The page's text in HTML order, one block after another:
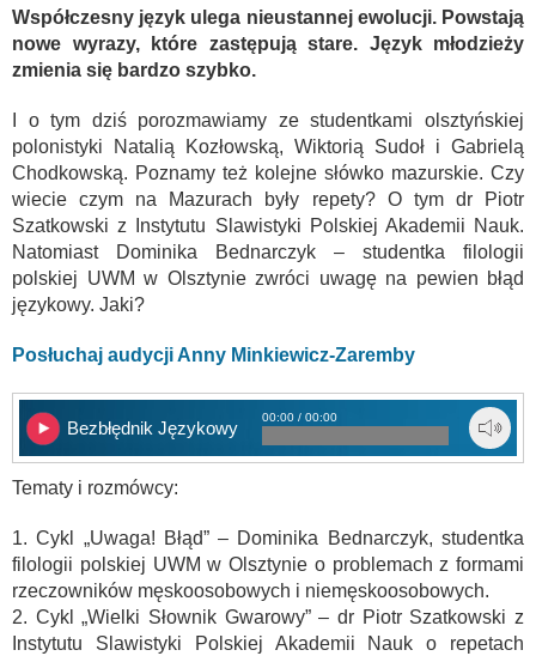
Współczesny język ulega nieustannej ewolucji. Powstają
nowe wyrazy, które zastępują stare. Język młodzieży
zmienia się bardzo szybko.
I o tym dziś porozmawiamy ze studentkami olsztyńskiej
polonistyki Natalią Kozłowską, Wiktorią Sudoł i Gabrielą
Chodkowską. Poznamy też kolejne słówko mazurskie. Czy
wiecie czym na Mazurach były repety? O tym dr Piotr
Szatkowski z Instytutu Slawistyki Polskiej Akademii Nauk.
Natomiast Dominika Bednarczyk – studentka filologii
polskiej UWM w Olsztynie zwróci uwagę na pewien błąd
językowy. Jaki?
Posłuchaj audycji Anny Minkiewicz-Zaremby
Bezbłędnik Językowy
00:00 / 00:00
Tematy i rozmówcy:
1. Cykl „Uwaga! Błąd” – Dominika Bednarczyk, studentka
filologii polskiej UWM w Olsztynie o problemach z formami
rzeczowników męskoosobowych i niemęskoosobowych.
2. Cykl „Wielki Słownik Gwarowy” – dr Piotr Szatkowski z
Instytutu Slawistyki Polskiej Akademii Nauk o repetach